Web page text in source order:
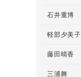
石井重博
軽部夕美子
藤田晴香
三浦舞